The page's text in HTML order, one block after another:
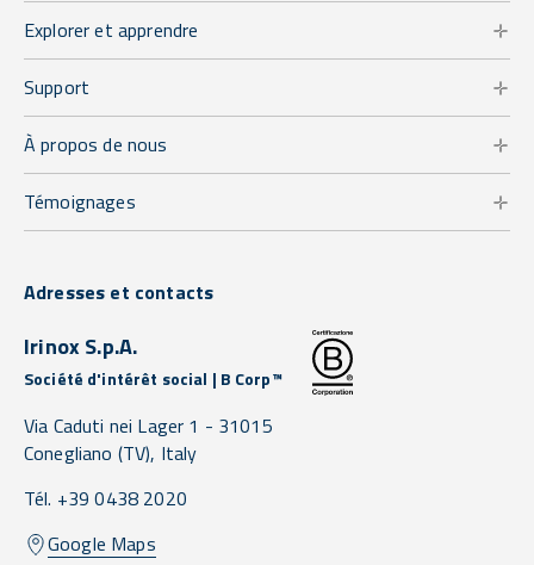
Explorer et apprendre
Support
À propos de nous
Témoignages
Adresses et contacts
Irinox S.p.A.
Société d'intérêt social | B Corp™
Via Caduti nei Lager 1 - 31015
Conegliano (TV), Italy
Tél. +39 0438 2020
Google Maps